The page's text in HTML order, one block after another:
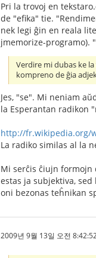
Pri la trovoj en
de "efika" tie.
nek legi ĝin en reala
jmemorize-programo).
Verdire mi dubas ke
kompreno de ĝia
Jes, "se". Mi neniam
la Esperantan radikon
http://fr.wikipedia.org/
La radiko similas al la
Mi serĉis ĉiujn formojn
estas ja subjektiva,
oni bezonas teĥnikan
2009년 9월 13일 오전 8:42:52